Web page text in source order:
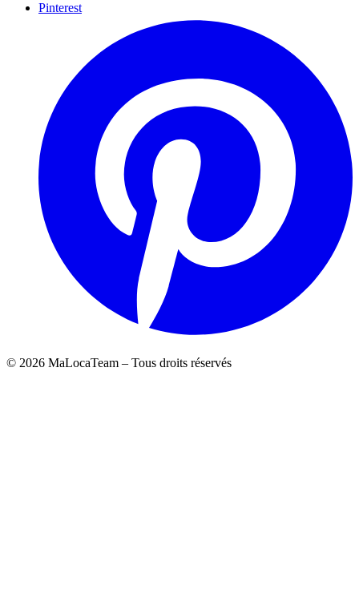
Pinterest
© 2026 MaLocaTeam – Tous droits réservés